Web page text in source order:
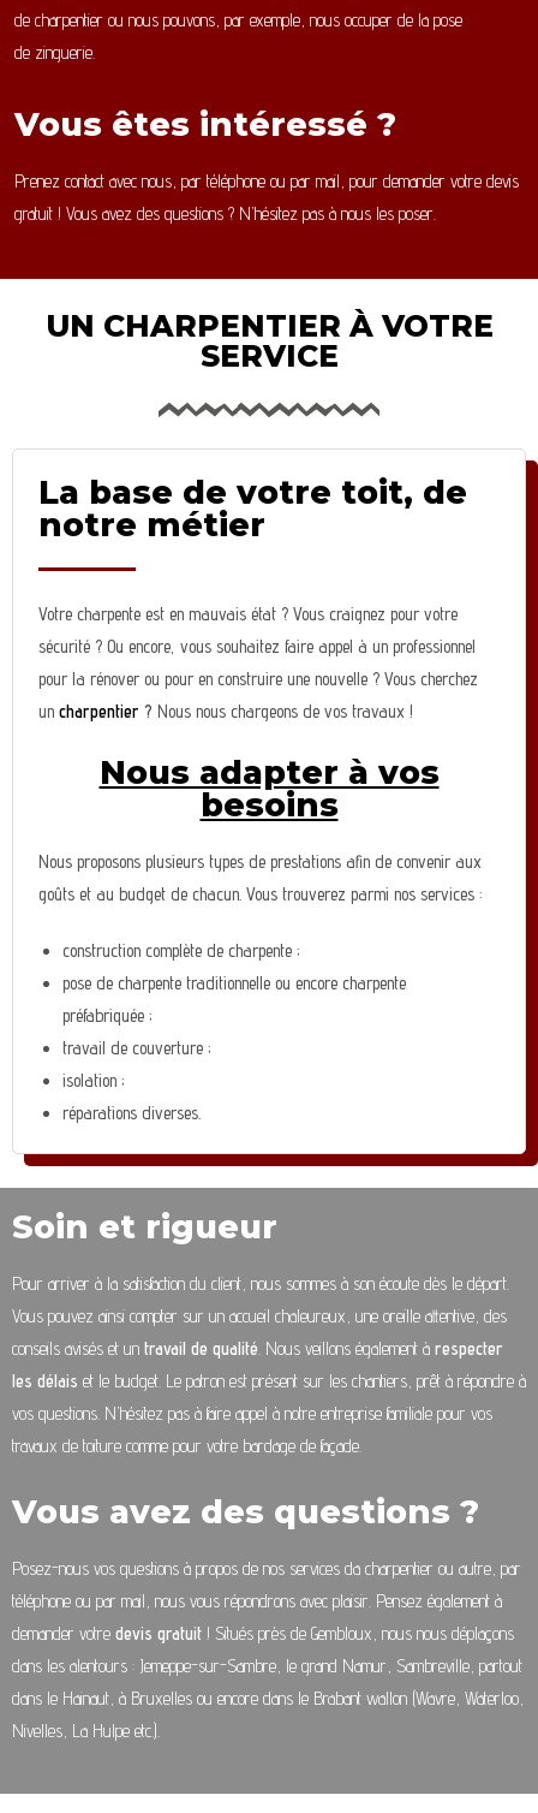
de charpentier ou nous pouvons, par exemple, nous occuper de la pose
de zinguerie.
Vous êtes intéressé ?
Prenez contact avec nous, par téléphone ou par mail, pour demander votre devis
gratuit ! Vous avez des questions ? N’hésitez pas à nous les poser.
UN CHARPENTIER À VOTRE
SERVICE
La base de votre toit, de
notre métier
Votre charpente est en mauvais état ? Vous craignez pour votre
sécurité ? Ou encore, vous souhaitez faire appel à un professionnel
pour la rénover ou pour en construire une nouvelle ? Vous cherchez
uncharpentier ? Nous nous chargeons de vos travaux !
Nous adapter à vos
besoins
Nous proposons plusieurs types de prestations afin de convenir aux
goûts et au budget de chacun. Vous trouverez parmi nos services :
construction complète de charpente ;
pose de charpente traditionnelle ou encore charpente
préfabriquée ;
travail de couverture ;
isolation ;
réparations diverses.
Soin et rigueur
Pour arriver à la satisfaction du client, nous sommes à son écoute dès le départ.
Vous pouvez ainsi compter sur un accueil chaleureux, une oreille attentive, des
conseils avisés et un travail de qualité . Nous veillons également à respecter
les délais et le budget. Le patron est présent sur les chantiers, prêt à répondre à
vos questions. N’hésitez pas à faire appel à notre entreprise familiale pour vos
travaux de toiture comme pour votre bardage de façade.
Vous avez des questions ?
Posez-nous vos questions à propos de nos services da charpentier ou autre, par
téléphone ou par mail, nous vous répondrons avec plaisir. Pensez également à
demander votre devis gratuit ! Situés près de Gembloux, nous nous déplaçons
dans les alentours : Jemeppe-sur-Sambre, le grand Namur, Sambreville, partout
dans le Hainaut, à Bruxelles ou encore dans le Brabant wallon (Wavre, Waterloo,
Nivelles, La Hulpe etc.).